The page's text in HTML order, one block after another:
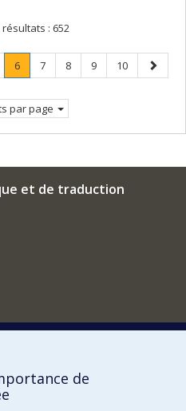
: 652
Page
6.
Page
Page
7 Page
8 Page
9 Page
10
Page
par page
et de traduction
de